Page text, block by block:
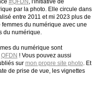
#QFDN
, l'initiative de
par la photo. Elle circule dans
entre 2011 et mi 2023 plus de
du numérique avec une
du numérique.
du numérique sont
QFDN ! Vous pouvez aussi
sur mon propre site photo . Et
de prise de vue, les vignettes